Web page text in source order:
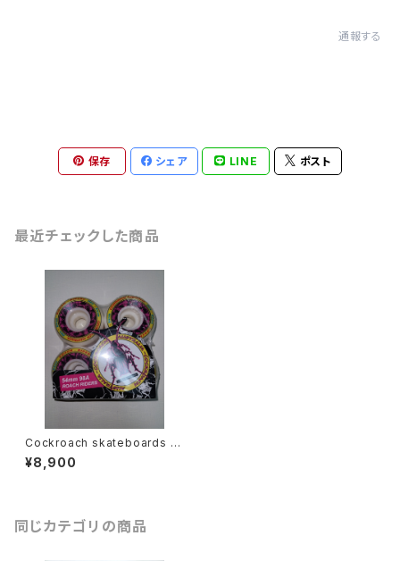
通報する
保存 シェア LINE ポスト
最近チェックした商品
Cockroach skateboards ス
ケートボード ウィール
¥8,900
同じカテゴリの商品